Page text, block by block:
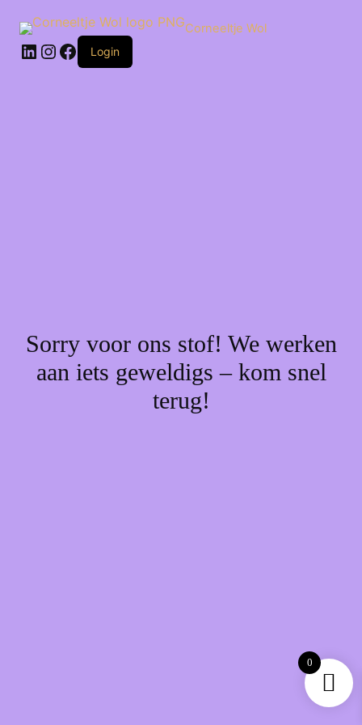
naar
inhoud
Corneeltje Wol
LinkedIn
Instagram
Facebook
Login
Sorry voor ons stof! We werken
aan iets geweldigs – kom snel
terug!
0